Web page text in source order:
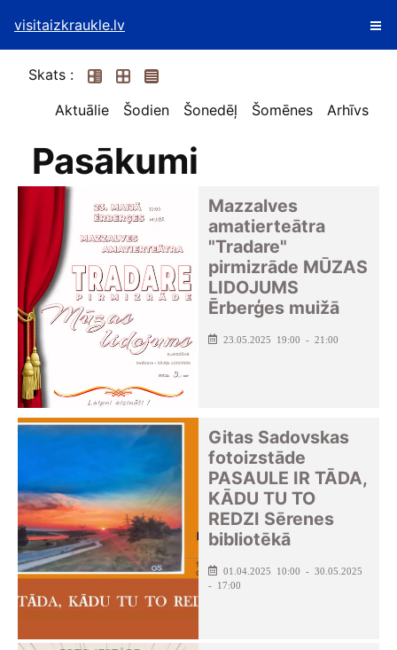
visitaizkraukle.lv
Skats :
Aktuālie
Šodien Šonedēļ Šomēnes Arhīvs
Pasākumi
Mazzalves
amatierteātra
"Tradare"
pirmizrāde MŪZAS
LIDOJUMS
Ērberģes muižā
23.05.2025 19:00 - 21:00
Gitas Sadovskas
fotoizstāde
PASAULE IR TĀDA,
KĀDU TU TO
REDZI Sērenes
bibliotēkā
01.04.2025 10:00 - 30.05.2025
- 17:00